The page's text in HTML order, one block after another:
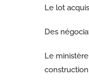
Le lot
Des
Le